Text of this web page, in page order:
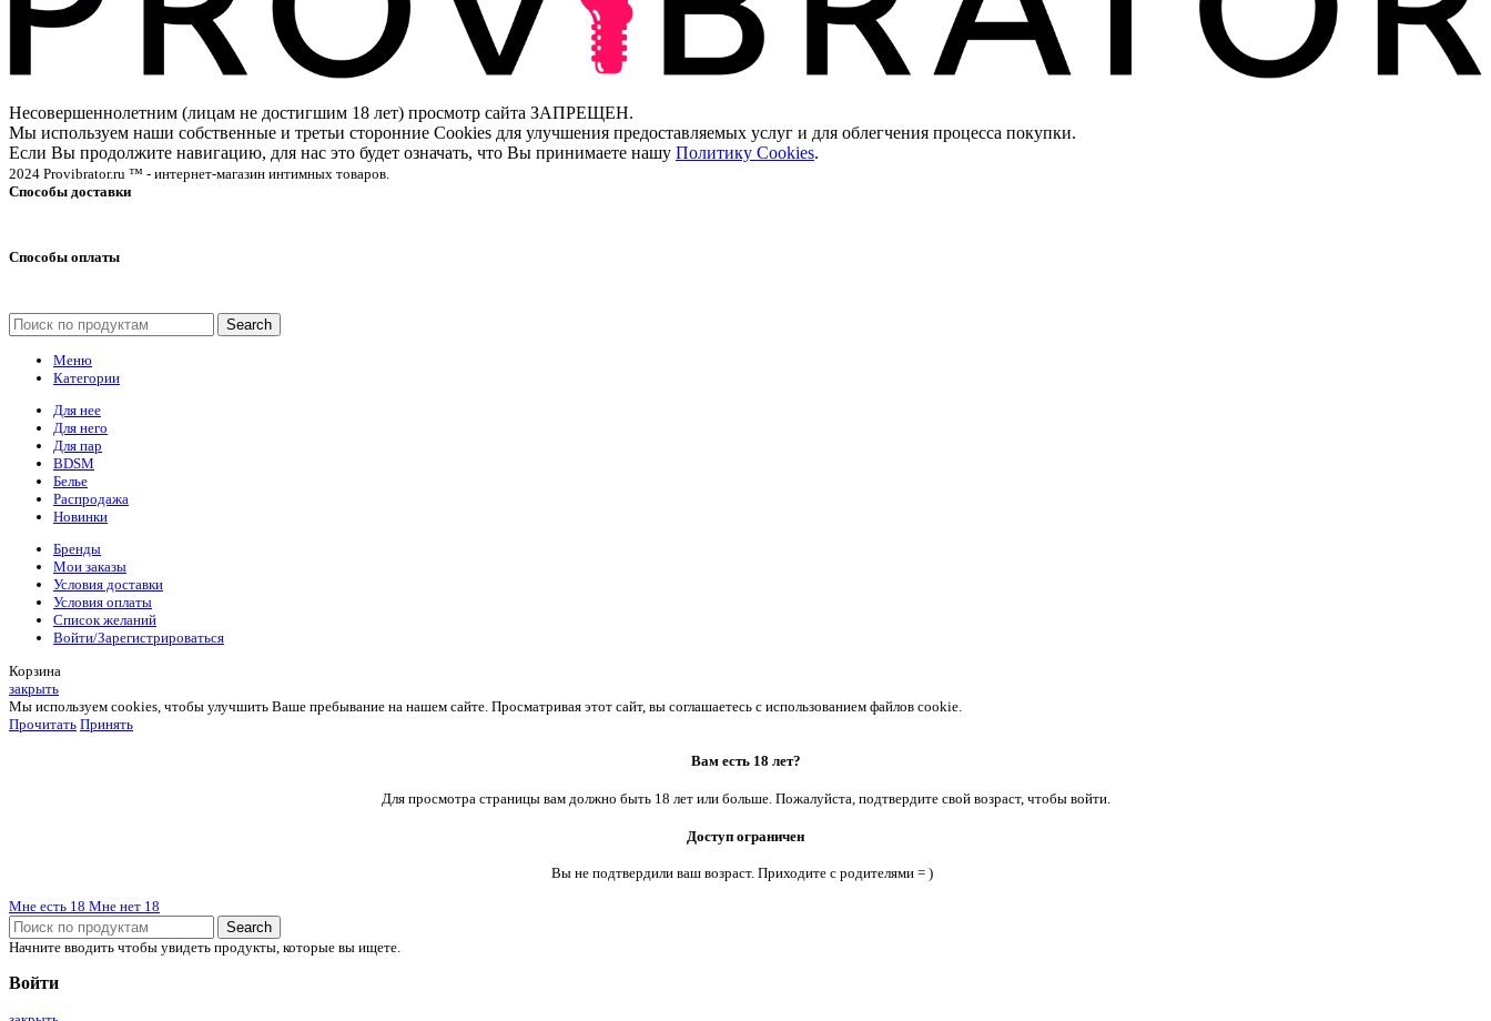
Несовершеннолетним (лицам не достигшим 18 лет) просмотр сайта ЗАПРЕЩЕН.
Мы используем наши собственные и третьи сторонние Cookies для улучшения предоставляемых услуг и для облегчения процесса покупки.
Если Вы продолжите навигацию, для нас это будет означать, что Вы принимаете нашу Политику Cookies.
2024 Provibrator.ru ™ - интернет-магазин интимных товаров.
Способы доставки
Способы оплаты
Search
Меню
Категории
Для нее
Для него
Для пар
BDSM
Белье
Распродажа
Новинки
Бренды
Мои заказы
Условия доставки
Условия оплаты
Список желаний
Войти/Зарегистрироваться
Корзина
закрыть
Мы используем cookies, чтобы улучшить Ваше пребывание на нашем сайте. Просматривая этот сайт, вы соглашаетесь с использованием файлов cookie.
Прочитать Принять
Вам есть 18 лет?
Для просмотра страницы вам должно быть 18 лет или больше. Пожалуйста, подтвердите свой возраст, чтобы войти.
Доступ ограничен
Вы не подтвердили ваш возраст. Приходите с родителями = )
Мне есть 18 Мне нет 18
Search
Начните вводить чтобы увидеть продукты, которые вы ищете.
Войти